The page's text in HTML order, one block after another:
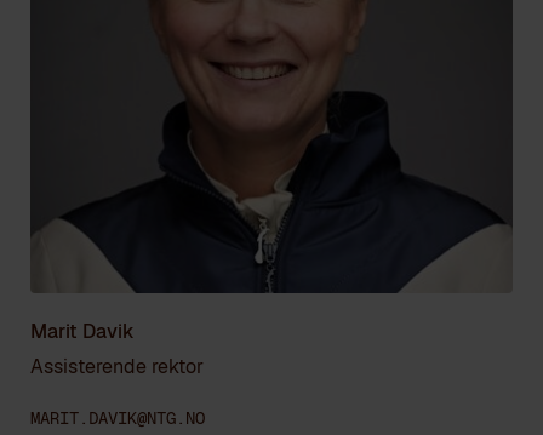
Marit Davik
Assisterende rektor
MARIT.DAVIK@NTG.NO